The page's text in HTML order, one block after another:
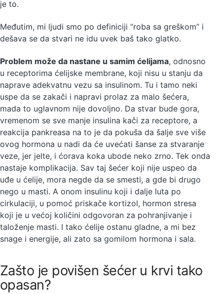
je to.
Međutim, mi ljudi smo po definiciji “roba sa greškom” i
dešava se da stvari ne idu uvek baš tako glatko.
Problem može da nastane u samim ćelijama, odnosno
u receptorima ćelijske membrane, koji nisu u stanju da
naprave adekvatnu vezu sa insulinom. Tu i tamo neki
uspe da se zakači i napravi prolaz za malo šećera,
mada to uglavnom nije dovoljno. Da stvar bude gora,
vremenom se sve manje insulina kači za receptore, a
reakcija pankreasa na to je da pokuša da šalje sve više
ovog hormona u nadi da će uvećati šanse za stvaranje
veze, jer jelte, i ćorava koka ubode neko zrno. Tek onda
nastaje komplikacija. Sav taj šećer koji nije uspeo da
uđe u ćelije, mora negde da se smesti, a gde bi drugo
nego u masti. A onom insulinu koji i dalje luta po
cirkulaciji, u pomoć priskače kortizol, hormon stresa
koji je u većoj količini odgovoran za pohranjivanje i
taloženje masti. I tako ćelije ostanu gladne, a mi bez
snage i energije, ali zato sa gomilom hormona i sala.
Zašto je povišen šećer u krvi tako
opasan?